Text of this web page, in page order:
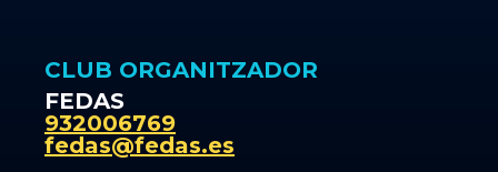
CLUB ORGANITZADOR
FEDAS
932006769
fedas@fedas.es